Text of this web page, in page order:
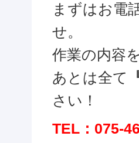
まずはお電
せ。
作業の内容
あとは全て
さい！
TEL：075-